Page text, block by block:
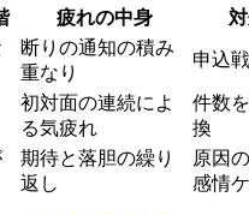
疲れの中身
断りの通知の積み
重なり
申込
初対面の連続によ
る気疲れ
件数
換
期待と落胆の繰り
返し
原因
感情